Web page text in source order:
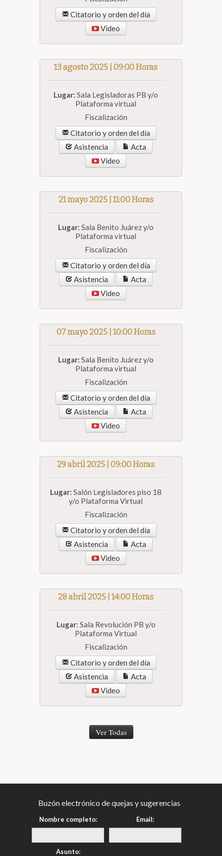
Citatorio y orden del día
Video
13 agosto 2025 | 09:00 Horas
Lugar: Sala Legisladoras PB y/o
Plataforma virtual
Fiscalización
Citatorio y orden del día
Asistencia
Acta
Video
21 mayo 2025 | 11:00 Horas
Lugar: Sala Benito Juárez y/o
Plataforma virtual
Fiscalización
Citatorio y orden del día
Asistencia
Acta
Video
07 mayo 2025 | 10:00 Horas
Lugar: Sala Benito Juárez y/o
Plataforma virtual
Fiscalización
Citatorio y orden del día
Asistencia
Acta
Video
29 abril 2025 | 09:00 Horas
Lugar: Salón Legisladores piso 18
y/o Plataforma Virtual
Fiscalización
Citatorio y orden del día
Asistencia
Acta
Video
28 abril 2025 | 14:00 Horas
Lugar: Sala Revolución PB y/o
Plataforma Virtual
Fiscalización
Citatorio y orden del día
Asistencia
Acta
Video
Ver Todas
Buzón electrónico de quejas y sugerencias
Nombre completo: Email:
Asunto: